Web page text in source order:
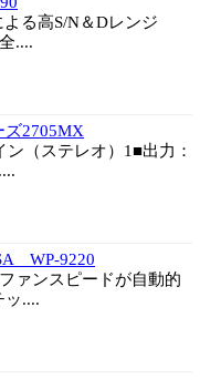
る高S/N＆Dレンジ
....
2705MX
（ステレオ）1■出力：
WP-9220
ァンスピードが自動的
ッ....